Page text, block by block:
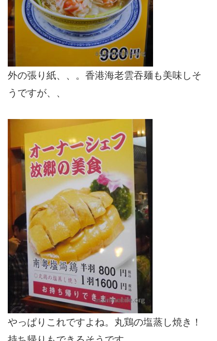
外の張り紙、、。香港海老雲吞麺も美味しそ
うですが、、
やっぱりこれですよね。丸鶏の塩蒸し焼き！